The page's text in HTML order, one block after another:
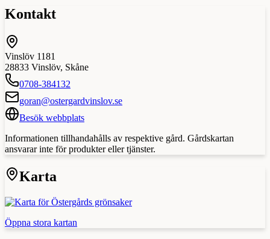
Kontakt
Vinslöv 1181
28833 Vinslöv, Skåne
0708-384132
goran@ostergardvinslov.se
Besök webbplats
Informationen tillhandahålls av respektive gård. Gårdskartan
ansvarar inte för produkter eller tjänster.
Karta
Öppna stora kartan